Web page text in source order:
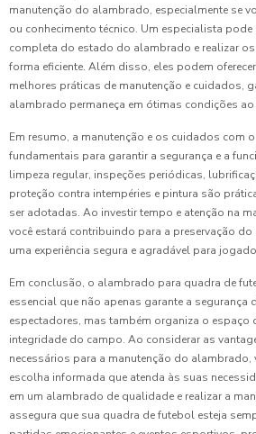
manutenção do alambrado, especialmente se
ou conhecimento técnico. Um especialista
completa do estado do alambrado e realizar
forma eficiente. Além disso, eles podem
melhores práticas de manutenção e cuidados,
alambrado permaneça em ótimas condições
Em resumo, a manutenção e os cuidados com
fundamentais para garantir a segurança e a
limpeza regular, inspeções periódicas,
proteção contra intempéries e pintura são
ser adotadas. Ao investir tempo e atenção na
você estará contribuindo para a preservação
uma experiência segura e agradável para
Em conclusão, o alambrado para quadra de
essencial que não apenas garante a segurança
espectadores, mas também organiza o espaço
integridade do campo. Ao considerar as
necessários para a manutenção do alambrado,
escolha informada que atenda às suas
em um alambrado de qualidade e realizar a
assegura que sua quadra de futebol esteja